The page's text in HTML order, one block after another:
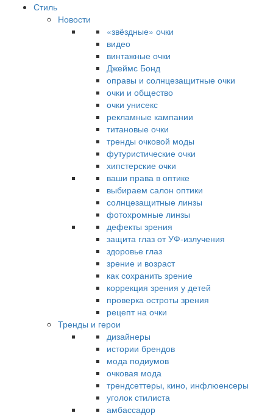
Стиль
Новости
«звёздные» очки
видео
винтажные очки
Джеймс Бонд
оправы и солнцезащитные очки
очки и общество
очки унисекс
рекламные кампании
титановые очки
тренды очковой моды
футуристические очки
хипстерские очки
ваши права в оптике
выбираем салон оптики
солнцезащитные линзы
фотохромные линзы
дефекты зрения
защита глаз от УФ-излучения
здоровье глаз
зрение и возраст
как сохранить зрение
коррекция зрения у детей
проверка остроты зрения
рецепт на очки
Тренды и герои
дизайнеры
истории брендов
мода подиумов
очковая мода
трендсеттеры, кино, инфлюенсеры
уголок стилиста
амбассадор